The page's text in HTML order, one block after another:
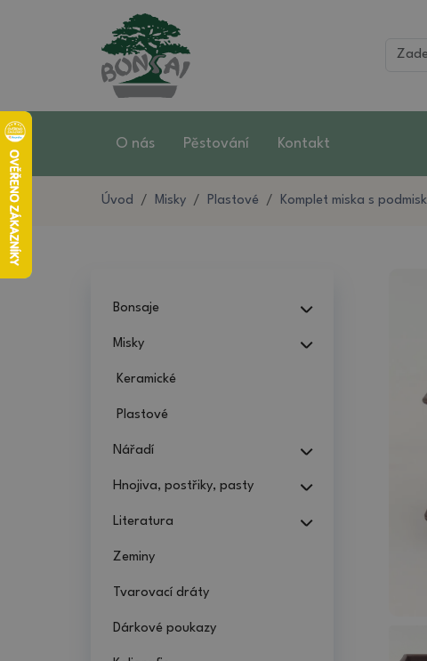
O nás Pěstování Kontakt
Úvod Misky Plastové Komplet miska s
Bonsaje
Misky
Keramické
Plastové
Nářadí
Hnojiva, postřiky, pasty
Literatura
Zeminy
Tvarovací dráty
Dárkové poukazy